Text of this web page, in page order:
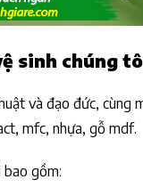
sinh chúng
và đạo đức, cùng
mfc, nhựa, gỗ mdf.
bao gồm: